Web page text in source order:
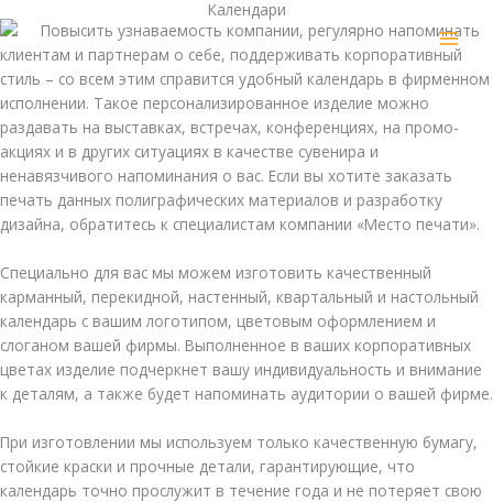
к
содержимому
Календари
Повысить узнаваемость компании, регулярно напоминать
клиентам и партнерам о себе, поддерживать корпоративный
стиль – со всем этим справится удобный календарь в фирменном
исполнении. Такое персонализированное изделие можно
раздавать на выставках, встречах, конференциях, на промо-
акциях и в других ситуациях в качестве сувенира и
ненавязчивого напоминания о вас. Если вы хотите заказать
печать данных полиграфических материалов и разработку
дизайна, обратитесь к специалистам компании «Место печати».
Специально для вас мы можем изготовить качественный
карманный, перекидной, настенный, квартальный и настольный
календарь с вашим логотипом, цветовым оформлением и
слоганом вашей фирмы. Выполненное в ваших корпоративных
цветах изделие подчеркнет вашу индивидуальность и внимание
к деталям, а также будет напоминать аудитории о вашей фирме.
При изготовлении мы используем только качественную бумагу,
стойкие краски и прочные детали, гарантирующие, что
календарь точно прослужит в течение года и не потеряет свою